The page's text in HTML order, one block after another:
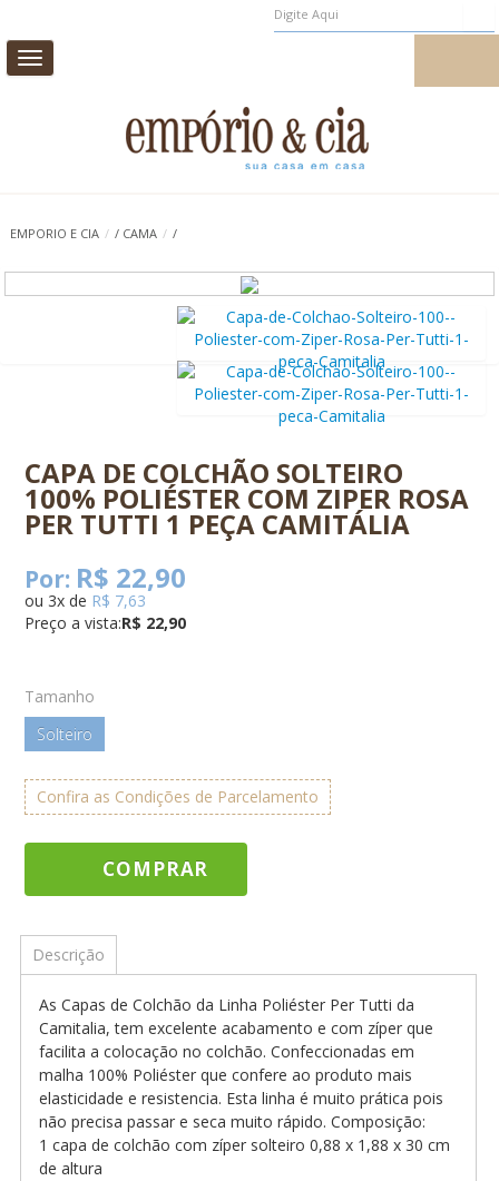
Toggle
navigation
CASA E DECORAÇÃO
AROMAS DE AMBIENTE
EMPORIO E CIA / / CAMA / /
CAPA DE COLCHÃO SOLTEIRO
100% POLIÉSTER COM ZIPER ROSA
PER TUTTI 1 PEÇA CAMITÁLIA
Por: R$ 22,90
ou 3x de R$ 7,63
Preço a vista:R$ 22,90
Tamanho
Solteiro
Confira as Condições de Parcelamento
COMPRAR
Descrição
As Capas de Colchão da Linha Poliéster Per Tutti da
Camitalia, tem excelente acabamento e com zíper que
facilita a colocação no colchão. Confeccionadas em
malha 100% Poliéster que confere ao produto mais
elasticidade e resistencia. Esta linha é muito prática pois
não precisa passar e seca muito rápido. Composição:
1 capa de colchão com zíper solteiro 0,88 x 1,88 x 30 cm
de altura